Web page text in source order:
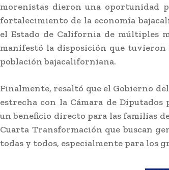
morenistas dieron una oportunidad
fortalecimiento de la economía
el Estado de California de múltiples
manifestó la disposición que
población bajacaliforniana.
Finalmente, resaltó que el Gobierno
estrecha con la Cámara de
un beneficio directo para las familias
Cuarta Transformación que buscan
todas y todos, especialmente para los